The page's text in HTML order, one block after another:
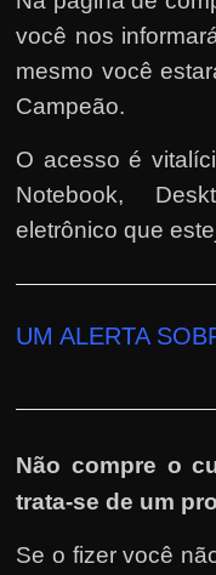
você nos
mesmo você
Campeão.
O acesso é
Notebook,
eletrônico que
UM ALERTA
Não compre o
trata-se de um
Se o fizer você